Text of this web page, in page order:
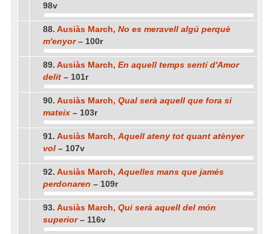
98v
88. Ausiàs March, No es meravell algú perquè
m'enyor– 100r
89. Ausiàs March, En aquell temps sentí d'Amor
delit – 101r
90. Ausiàs March, Qual serà aquell que fora si
mateix – 103r
91. Ausiàs March, Aquell ateny tot quant atènyer
vol – 107v
92. Ausiàs March, Aquelles mans que jamés
perdonaren – 109r
93. Ausiàs March, Qui serà aquell del món
superior– 116v